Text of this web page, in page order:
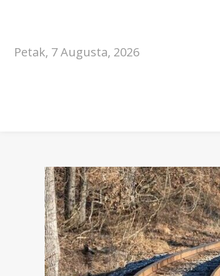
Petak, 7 Augusta, 2026